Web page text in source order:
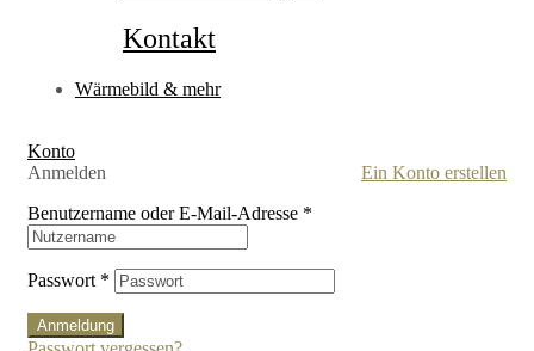
Kontakt
Wärmebild & mehr
Konto
Anmelden
Ein Konto erstellen
Benutzername oder E-Mail-Adresse *
Passwort *
Anmeldung